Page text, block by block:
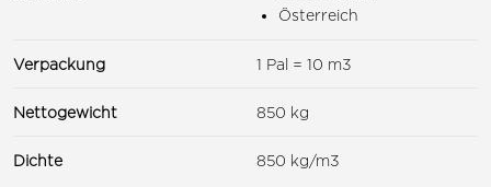
Österreich
Verpackung 1 Pal = 10 m3
Nettogewicht 850 kg
Dichte 850 kg/m3